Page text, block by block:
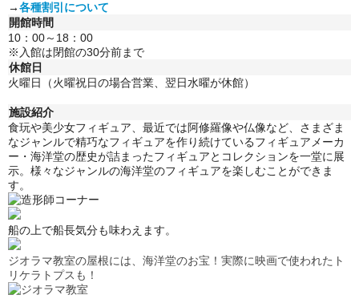
→各種割引について
開館時間
10：00～18：00
※入館は閉館の30分前まで
休館日
火曜日（火曜祝日の場合営業、翌日水曜が休館）
施設紹介
食玩や美少女フィギュア、最近では阿修羅像や仏像など、さまざま
なジャンルで精巧なフィギュアを作り続けているフィギュアメーカ
ー・海洋堂の歴史が詰まったフィギュアとコレクションを一堂に展
示。 様々なジャンルの海洋堂のフィギュアを楽しむことができま
す。
船の上で船長気分も味わえます。
ジオラマ教室の屋根には、海洋堂のお宝！実際に映画で使われたト
リケラトプスも！